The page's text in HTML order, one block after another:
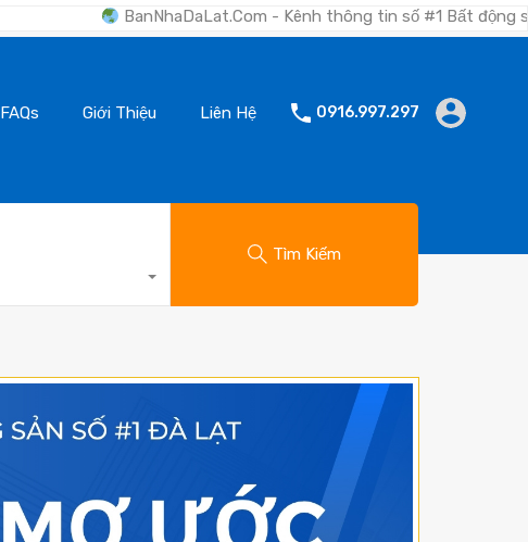
BanNhaDaLat.Com - Kênh thông tin số #1 Bất động sản Đà Lạt
FAQs Giới Thiệu Liên Hệ 0916.997.297
Tìm Kiếm